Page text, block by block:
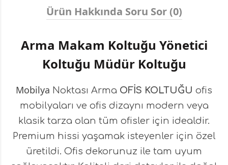
Ürün Hakkında Soru Sor (0)
Arma Makam Koltuğu Yönetici
Koltuğu Müdür Koltuğu
Mobilya Noktası Arma OFİS KOLTUĞU ofis
mobilyaları ve ofis dizaynı modern veya
klasik tarza olan tüm ofisler için idealdir.
Premium hissi yaşamak isteyenler için özel
üretildi. Ofis dekorunuz ile tam uyum